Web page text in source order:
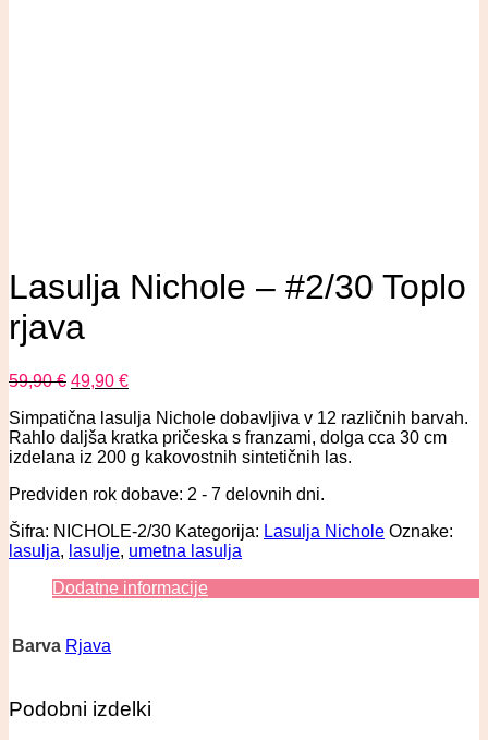
Lasulja Nichole – #2/30 Toplo
rjava
59,90€ 49,90 €
Simpatična lasulja Nichole dobavljiva v 12 različnih barvah.
Rahlo daljša kratka pričeska s franzami, dolga cca 30 cm
izdelana iz 200 g kakovostnih sintetičnih las.
Predviden rok dobave: 2 - 7 delovnih dni.
Šifra: NICHOLE-2/30 Kategorija: Lasulja Nichole Oznake:
lasulja, lasulje, umetna lasulja
Dodatne informacije
Barva Rjava
Podobni izdelki